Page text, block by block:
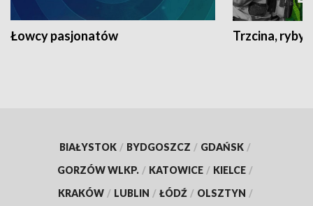
Łowcy pasjonatów Trzcina, ryby
BIAŁYSTOK / BYDGOSZCZ / GDAŃSK /
GORZÓW WLKP. / KATOWICE / KIELCE /
KRAKÓW / LUBLIN / ŁÓDŹ / OLSZTYN /